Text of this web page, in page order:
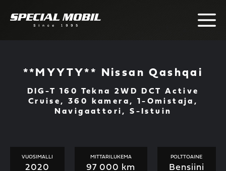
**MYYTY** Nissan Qashqai
DIG-T 160 Tekna 2WD DCT Active
Cruise, 360 kamera, 1-Omistaja,
Navigaattori, S-Istuin
VUOSIMALLI
2020
MITTARILUKEMA
97 000 km
POLTTOAINE
Bensiini